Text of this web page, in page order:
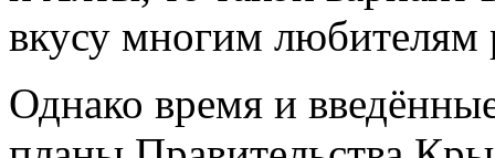
вкусу многим любителям
Однако время и